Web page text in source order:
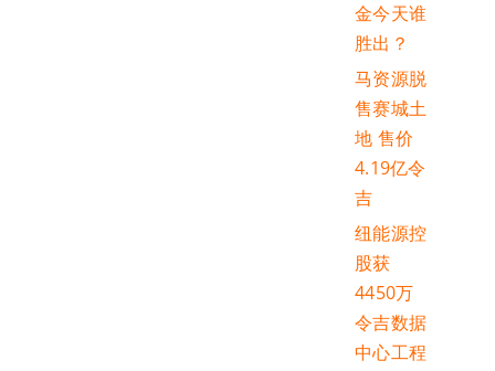
金今天谁
胜出？
马资源脱
售赛城土
地 售价
4.19亿令
吉
纽能源控
股获
4450万
令吉数据
中心工程